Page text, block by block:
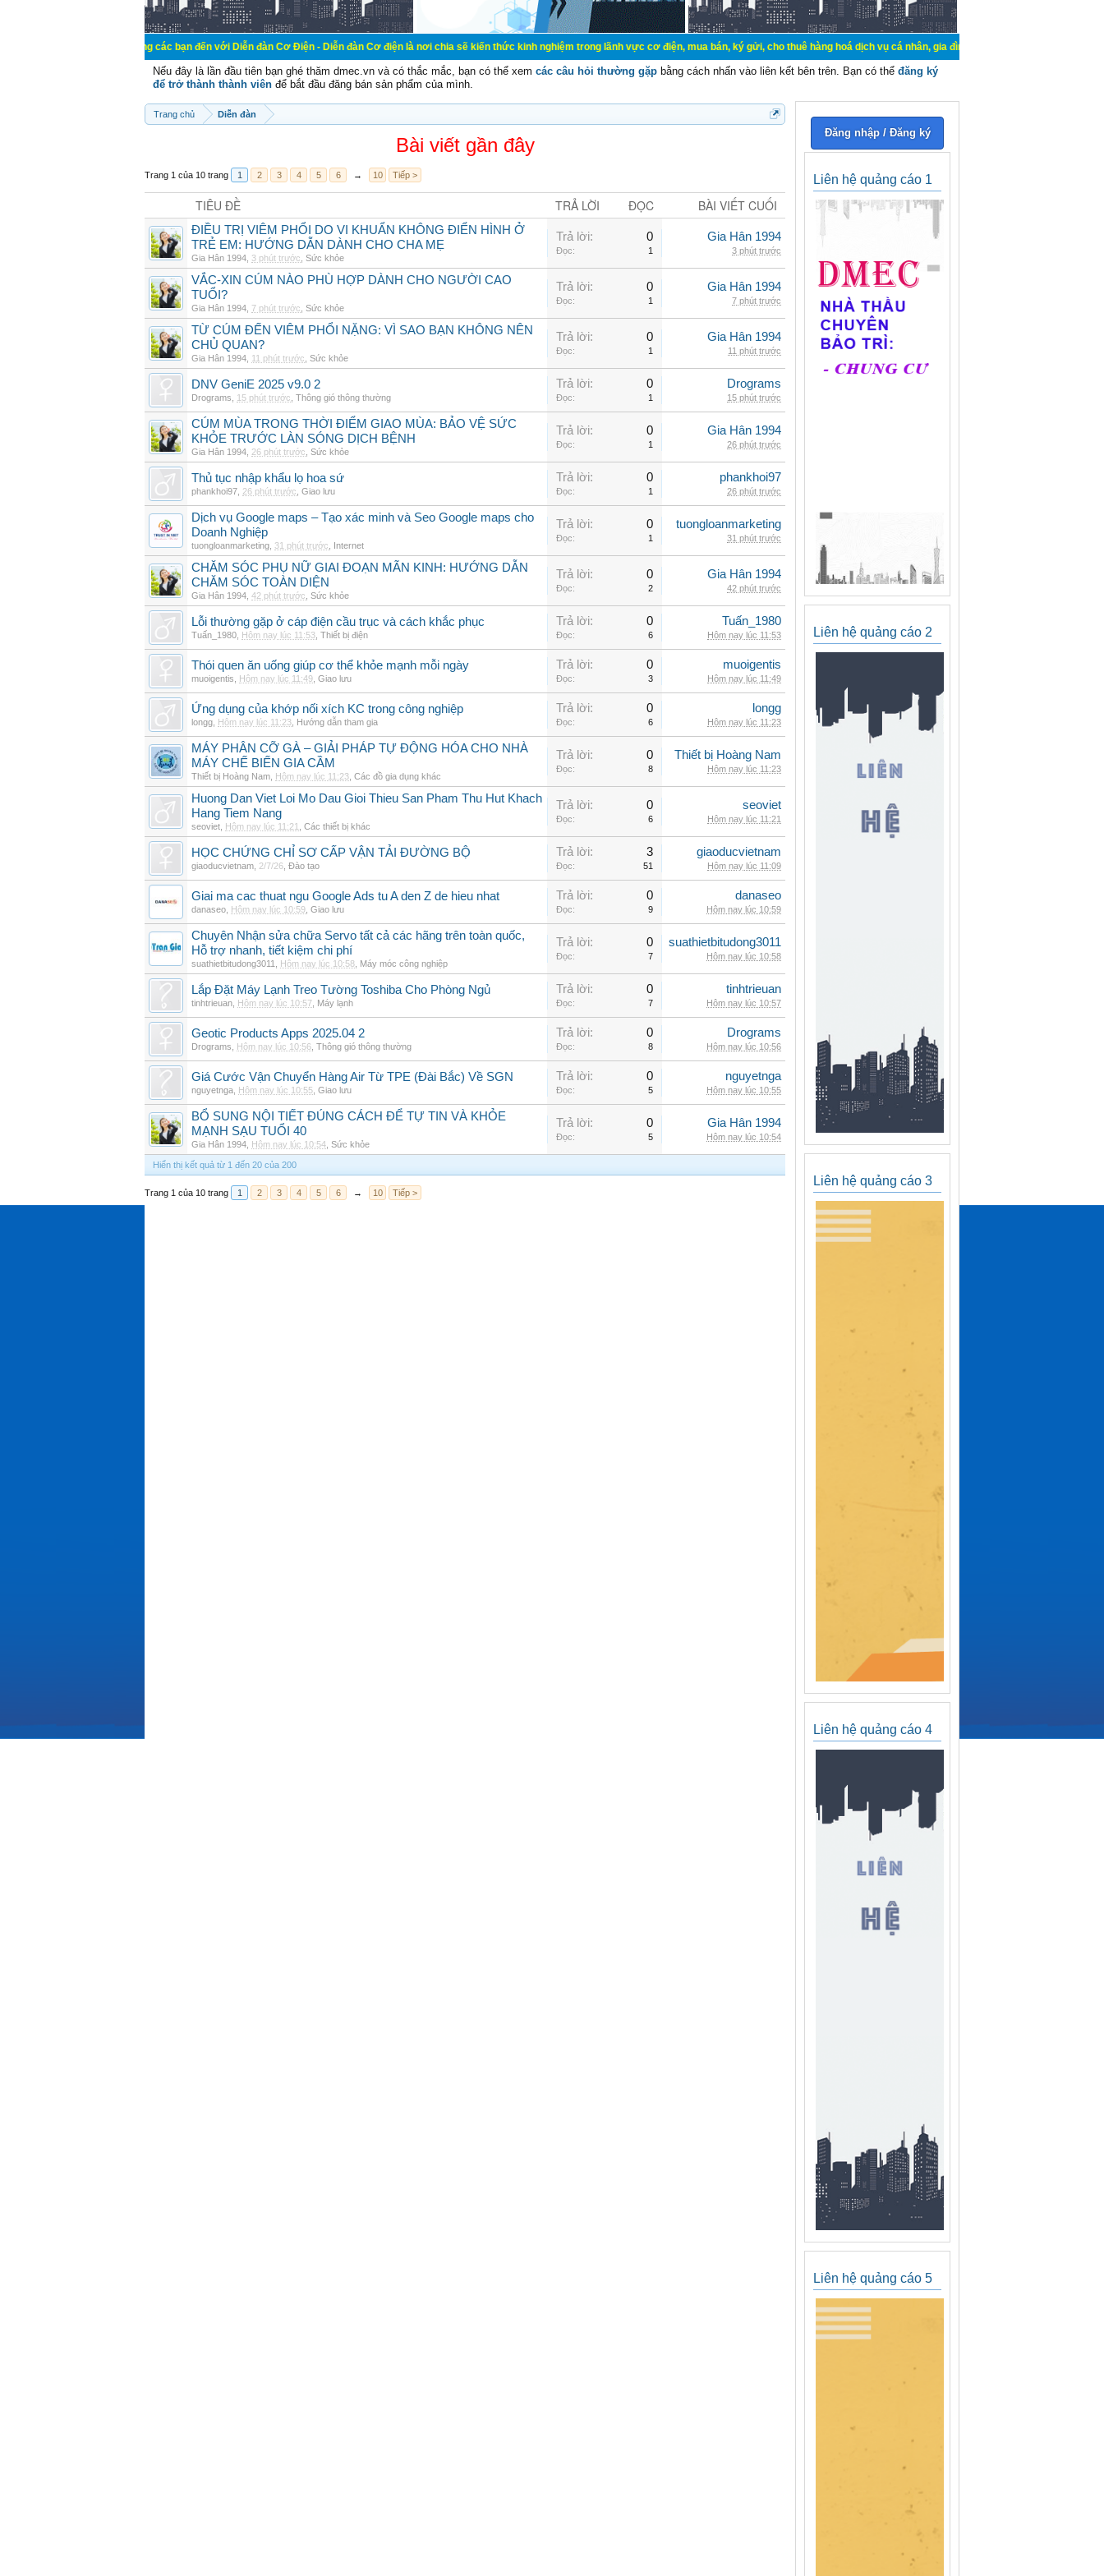
Chào mừng các bạn đến với Diễn đàn Cơ Điện - Diễn đàn Cơ điện là nơi chia sẽ kiến thức kinh nghiệm trong lãnh vực cơ điện, mua bán, ký gửi, cho thuê hàng hoá dịch vụ cá nhân, gia đình. Mua bán, ký gửi, cho thuê thiết bị hệ
Nếu đây là lần đầu tiên bạn ghé thăm dmec.vn và có thắc mắc, bạn có thể xem các câu hỏi thường gặp bằng cách nhấn vào liên kết bên trên. Bạn có thể đăng ký
để trở thành thành viên để bắt đầu đăng bán sản phẩm của mình.
Trang chủ Diễn đàn
Bài viết gần đây
Trang 1 của 10 trang 1 2 3 4 5 6 → 10 Tiếp >
TIÊU ĐỀ TRẢ LỜI ĐỌC BÀI VIẾT CUỐI
ĐIỀU TRỊ VIÊM PHỔI DO VI KHUẨN KHÔNG ĐIỂN HÌNH Ở
TRẺ EM: HƯỚNG DẪN DÀNH CHO CHA MẸ
Gia Hân 1994 3 phút trước Sức khỏe
Trả lời: 0
Đọc: 1
Gia Hân 1994
3 phút trước
VẮC-XIN CÚM NÀO PHÙ HỢP DÀNH CHO NGƯỜI CAO
TUỔI?
Gia Hân 1994 7 phút trước Sức khỏe
Trả lời: 0
Đọc: 1
Gia Hân 1994
7 phút trước
TỪ CÚM ĐẾN VIÊM PHỔI NẶNG: VÌ SAO BẠN KHÔNG NÊN
CHỦ QUAN?
Gia Hân 1994 11 phút trước Sức khỏe
Trả lời: 0
Đọc: 1
Gia Hân 1994
11 phút trước
DNV GeniE 2025 v9.0 2
Drograms 15 phút trước Thông gió thông thường
Trả lời: 0
Đọc: 1
Drograms
15 phút trước
CÚM MÙA TRONG THỜI ĐIỂM GIAO MÙA: BẢO VỆ SỨC
KHỎE TRƯỚC LÀN SÓNG DỊCH BỆNH
Gia Hân 1994 26 phút trước Sức khỏe
Trả lời: 0
Đọc: 1
Gia Hân 1994
26 phút trước
Thủ tục nhập khẩu lọ hoa sứ
phankhoi97 26 phút trước Giao lưu
Trả lời: 0
Đọc: 1
phankhoi97
26 phút trước
Dịch vụ Google maps – Tạo xác minh và Seo Google maps cho
Doanh Nghiệp
tuongloanmarketing 31 phút trước Internet
Trả lời: 0
Đọc: 1
tuongloanmarketing
31 phút trước
CHĂM SÓC PHỤ NỮ GIAI ĐOẠN MÃN KINH: HƯỚNG DẪN
CHĂM SÓC TOÀN DIỆN
Gia Hân 1994 42 phút trước Sức khỏe
Trả lời: 0
Đọc: 2
Gia Hân 1994
42 phút trước
Lỗi thường gặp ở cáp điện cầu trục và cách khắc phục
Tuấn_1980 Hôm nay lúc 11:53 Thiết bị điện
Trả lời: 0
Đọc: 6
Tuấn_1980
Hôm nay lúc 11:53
Thói quen ăn uống giúp cơ thể khỏe mạnh mỗi ngày
muoigentis Hôm nay lúc 11:49 Giao lưu
Trả lời: 0
Đọc: 3
muoigentis
Hôm nay lúc 11:49
Ứng dụng của khớp nối xích KC trong công nghiệp
longg Hôm nay lúc 11:23 Hướng dẫn tham gia
Trả lời: 0
Đọc: 6
longg
Hôm nay lúc 11:23
MÁY PHÂN CỠ GÀ – GIẢI PHÁP TỰ ĐỘNG HÓA CHO NHÀ
MÁY CHẾ BIẾN GIA CẦM
Thiết bị Hoàng Nam Hôm nay lúc 11:23 Các đồ gia dụng khác
Trả lời: 0
Đọc: 8
Thiết bị Hoàng Nam
Hôm nay lúc 11:23
Huong Dan Viet Loi Mo Dau Gioi Thieu San Pham Thu Hut Khach
Hang Tiem Nang
seoviet Hôm nay lúc 11:21 Các thiết bị khác
Trả lời: 0
Đọc: 6
seoviet
Hôm nay lúc 11:21
HỌC CHỨNG CHỈ SƠ CẤP VẬN TẢI ĐƯỜNG BỘ
giaoducvietnam 2/7/26 Đào tạo
Trả lời: 3
Đọc: 51
giaoducvietnam
Hôm nay lúc 11:09
Giai ma cac thuat ngu Google Ads tu A den Z de hieu nhat
danaseo Hôm nay lúc 10:59 Giao lưu
Trả lời: 0
Đọc: 9
danaseo
Hôm nay lúc 10:59
Chuyên Nhận sửa chữa Servo tất cả các hãng trên toàn quốc,
Hỗ trợ nhanh, tiết kiệm chi phí
suathietbitudong3011 Hôm nay lúc 10:58 Máy móc công nghiệp
Trả lời: 0
Đọc: 7
suathietbitudong3011
Hôm nay lúc 10:58
Lắp Đặt Máy Lạnh Treo Tường Toshiba Cho Phòng Ngủ
tinhtrieuan Hôm nay lúc 10:57 Máy lạnh
Trả lời: 0
Đọc: 7
tinhtrieuan
Hôm nay lúc 10:57
Geotic Products Apps 2025.04 2
Drograms Hôm nay lúc 10:56 Thông gió thông thường
Trả lời: 0
Đọc: 8
Drograms
Hôm nay lúc 10:56
Giá Cước Vận Chuyển Hàng Air Từ TPE (Đài Bắc) Về SGN
nguyetnga Hôm nay lúc 10:55 Giao lưu
Trả lời: 0
Đọc: 5
nguyetnga
Hôm nay lúc 10:55
BỔ SUNG NỘI TIẾT ĐÚNG CÁCH ĐỂ TỰ TIN VÀ KHỎE
MẠNH SẠU TUỔI 40
Gia Hân 1994 Hôm nay lúc 10:54 Sức khỏe
Trả lời: 0
Đọc: 5
Gia Hân 1994
Hôm nay lúc 10:54
Hiển thị kết quả từ 1 đến 20 của 200
Trang 1 của 10 trang 1 2 3 4 5 6 → 10 Tiếp >
Đăng nhập / Đăng ký
Liên hệ quảng cáo 1
Liên hệ quảng cáo 2
Liên hệ quảng cáo 3
Liên hệ quảng cáo 4
Liên hệ quảng cáo 5